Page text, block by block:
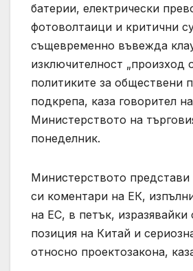
батерии, електрически
фотоволтаици и критични
същевременно въвежда
изключителност „произход
политиките за обществени
подкрепа, каза говорител на
Министерството на
понеделник.
Министерството
си коментари на ЕК,
на ЕС, в петък, изразявайки
позиция на Китай и
относно проектозакона,